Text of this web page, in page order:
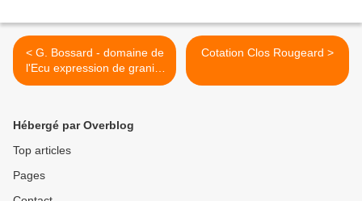
< G. Bossard - domaine de
l'Ecu expression de granite
2005
Cotation Clos Rougeard >
Hébergé par Overblog
Top articles
Pages